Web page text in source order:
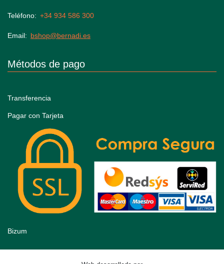
Teléfono +34 934 586 300
Email bshop@bernadi.es
Métodos de pago
Transferencia
Pagar con Tarjeta
Bizum